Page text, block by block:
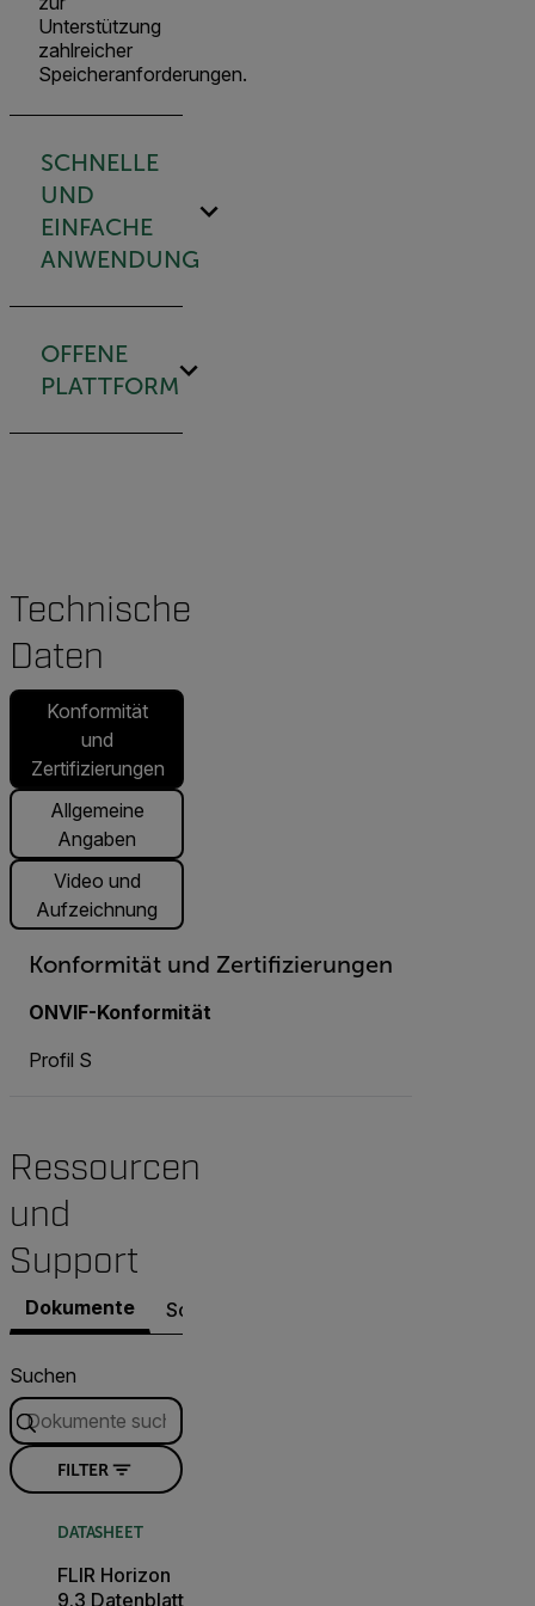
Unterstützung
zahlreicher
Speicheranforderungen.
SCHNELLE
UND
EINFACHE
ANWENDUNG
OFFENE
PLATTFORM
Technische
Daten
Konformität
und
Zertifizierungen
Allgemeine
Angaben
Video und
Aufzeichnung
Konformität und Zertifizierungen
ONVIF-Konformität
Profil S
Ressourcen
und
Support
Dokumente Software und Firmware
Suchen
FILTER
DATASHEET
FLIR Horizon
9.3 Datenblatt